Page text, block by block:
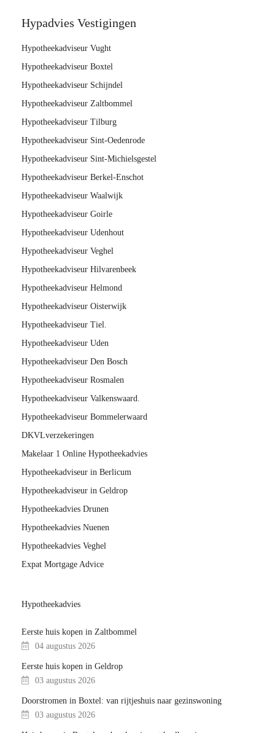
Hypadvies Vestigingen
Hypotheekadviseur Vught
Hypotheekadviseur Boxtel
Hypotheekadviseur Schijndel
Hypotheekadviseur Zaltbommel
Hypotheekadviseur Tilburg
Hypotheekadviseur Sint-Oedenrode
Hypotheekadviseur Sint-Michielsgestel
Hypotheekadviseur Berkel-Enschot
Hypotheekadviseur Waalwijk
Hypotheekadviseur Goirle
Hypotheekadviseur Udenhout
Hypotheekadviseur Veghel
Hypotheekadviseur Hilvarenbeek
Hypotheekadviseur Helmond
Hypotheekadviseur Oisterwijk
Hypotheekadviseur Tiel.
Hypotheekadviseur Uden
Hypotheekadviseur Den Bosch
Hypotheekadviseur Rosmalen
Hypotheekadviseur Valkenswaard.
Hypotheekadviseur Bommelerwaard
DKVLverzekeringen
Makelaar 1 Online Hypotheekadvies
Hypotheekadviseur in Berlicum
Hypotheekadviseur in Geldrop
Hypotheekadvies Drunen
Hypotheekadvies Nuenen
Hypotheekadvies Veghel
Expat Mortgage Advice
Hypotheekadvies
Eerste huis kopen in Zaltbommel
04 augustus 2026
Eerste huis kopen in Geldrop
03 augustus 2026
Doorstromen in Boxtel: van rijtjeshuis naar gezinswoning
03 augustus 2026